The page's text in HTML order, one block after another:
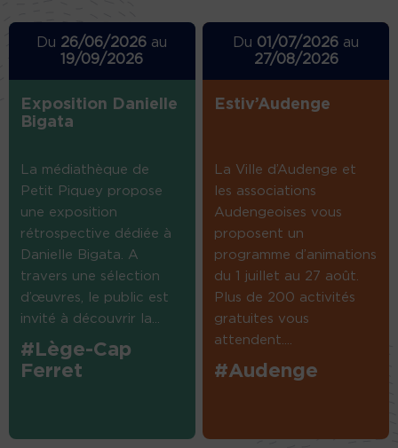
Du 26/06/2026 au
19/09/2026
Exposition Danielle
Bigata
La médiathèque de
Petit Piquey propose
une exposition
rétrospective dédiée à
Danielle Bigata. A
travers une sélection
d’œuvres, le public est
invité à découvrir la...
#Lège-Cap
Ferret
Du 01/07/2026 au
27/08/2026
Estiv’Audenge
La Ville d’Audenge et
les associations
Audengeoises vous
proposent un
programme d’animations
du 1 juillet au 27 août.
Plus de 200 activités
gratuites vous
attendent....
#Audenge